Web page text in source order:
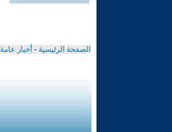
الصفحة الرئيسية - أخبار عامة